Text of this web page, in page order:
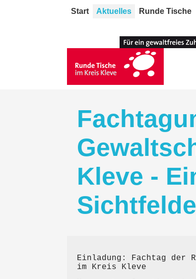
Start Aktuelles Runde Tische
Kleve -
Einladung: Fachtag der
im Kreis Kleve